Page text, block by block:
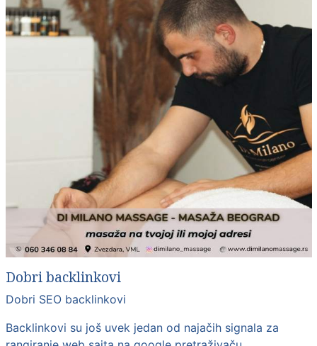
Dobri backlinkovi
Dobri SEO backlinkovi
Backlinkovi su još uvek jedan od najačih signala za